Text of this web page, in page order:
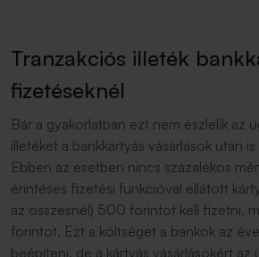
Tranzakciós illeték
fizetéseknél
Bár a gyakorlatban ezt nem észlelik az
illetéket a bankkártyás vásárlások után
Ebben az esetben nincs százalékos
érintéses fizetési funkcióval ellátott
az összesnél) 500 forintot kell fizetni,
forintot. Ezt a költséget a bankok az
beépíteni, de a kártyás vásárlásokért az